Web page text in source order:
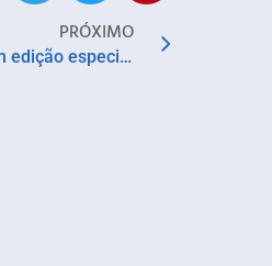
PRÓXIMO
Converse, Los Angeles Dodgers e UNDEFEATED apresentam edição especial do Chuck 70